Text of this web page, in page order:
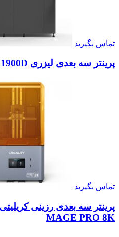
تماس بگیرید
پرینتر سه بعدی لیزری ZRapid ISLA1900D
تماس بگیرید
MAGE PRO 8K